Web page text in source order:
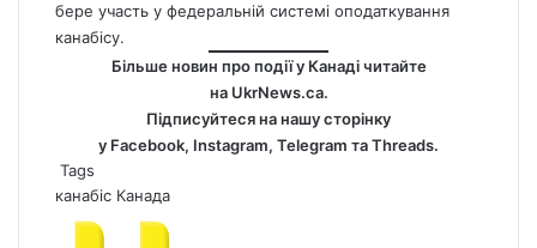
бере участь у федеральній системі оподаткування
канабісу.
Більше новин про події у Канаді читайте
на UkrNews.ca.
Підписуйтеся на нашу сторінку
у Facebook, Instagram, Telegram таThreads.
Tags
канабіс Канада